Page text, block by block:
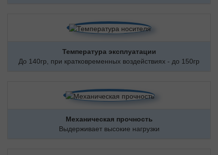
Температура эксплуатации
До 140гр, при кратковременных воздействиях - до 150гр
Механическая прочность
Выдерживает высокие нагрузки